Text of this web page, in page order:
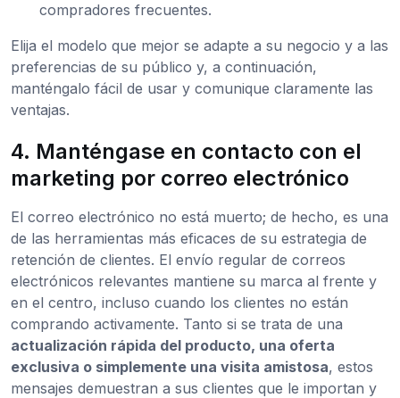
compradores frecuentes.
Elija el modelo que mejor se adapte a su negocio y a las
preferencias de su público y, a continuación,
manténgalo fácil de usar y comunique claramente las
ventajas.
4. Manténgase en contacto con el
marketing por correo electrónico
El correo electrónico no está muerto; de hecho, es una
de las herramientas más eficaces de su estrategia de
retención de clientes. El envío regular de correos
electrónicos relevantes mantiene su marca al frente y
en el centro, incluso cuando los clientes no están
comprando activamente. Tanto si se trata de una
actualización rápida del producto, una oferta
exclusiva o simplemente una visita amistosa, estos
mensajes demuestran a sus clientes que le importan y